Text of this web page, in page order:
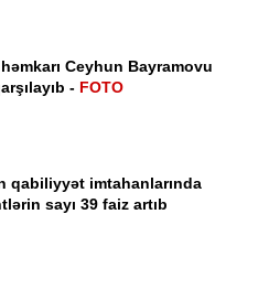
Ceyhun Bayramovu
- FOTO
qabiliyyət imtahanlarında
sayı 39 faiz artıb